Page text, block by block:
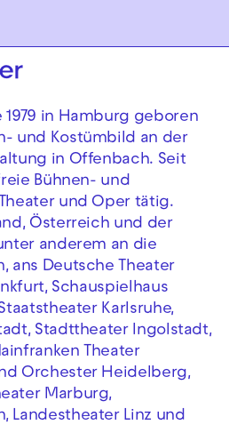
1979 in Hamburg geboren
und Kostümbild an der
in Offenbach. Seit
Bühnen- und
und Oper tätig.
Österreich und der
anderem an die
ans Deutsche Theater
Schauspielhaus
Karlsruhe,
Stadttheater Ingolstadt,
Theater
Orchester Heidelberg,
Marburg,
Landestheater Linz und